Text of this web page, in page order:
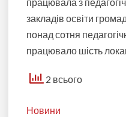
закладів освіти
понад сотня
працювало шість
2 всього
Новини